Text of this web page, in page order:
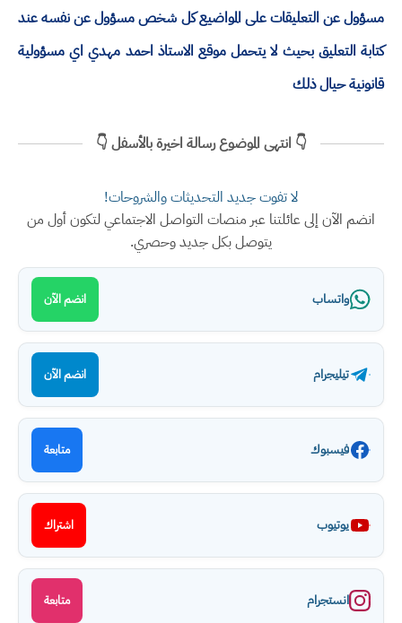
مسؤول عن التعليقات على المواضيع كل شخص مسؤول عن نفسه عند
كتابة التعليق بحيث لا يتحمل موقع الاستاذ احمد مهدي اي مسؤولية
قانونية حيال ذلك
👇 انتهى الموضوع رسالة اخيرة بالأسفل 👇
لا تفوت جديد التحديثات والشروحات!
انضم الآن إلى عائلتنا عبر منصات التواصل الاجتماعي لتكون أول من
يتوصل بكل جديد وحصري.
واتساب انضم الآن
تيليجرام انضم الآن
فيسبوك متابعة
يوتيوب اشتراك
انستجرام متابعة